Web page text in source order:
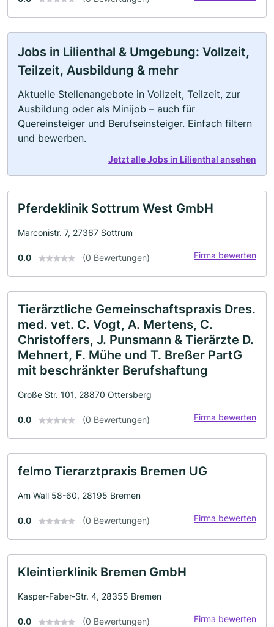
Jobs in Lilienthal & Umgebung: Vollzeit,
Teilzeit, Ausbildung & mehr
Aktuelle Stellenangebote in Vollzeit, Teilzeit, zur
Ausbildung oder als Minijob – auch für
Quereinsteiger und Berufseinsteiger. Einfach filtern
und bewerben.
Jetzt alle Jobs in Lilienthal ansehen
Pferdeklinik Sottrum West GmbH
Marconistr. 7, 27367 Sottrum
0.0 (0 Bewertungen) Firma bewerten
Tierärztliche Gemeinschaftspraxis Dres.
med. vet. C. Vogt, A. Mertens, C.
Christoffers, J. Punsmann & Tierärzte D.
Mehnert, F. Mühe und T. Breßer PartG
mit beschränkter Berufshaftung
Große Str. 101, 28870 Ottersberg
0.0 (0 Bewertungen) Firma bewerten
felmo Tierarztpraxis Bremen UG
Am Wall 58-60, 28195 Bremen
0.0 (0 Bewertungen) Firma bewerten
Kleintierklinik Bremen GmbH
Kasper-Faber-Str. 4, 28355 Bremen
0.0 (0 Bewertungen) Firma bewerten